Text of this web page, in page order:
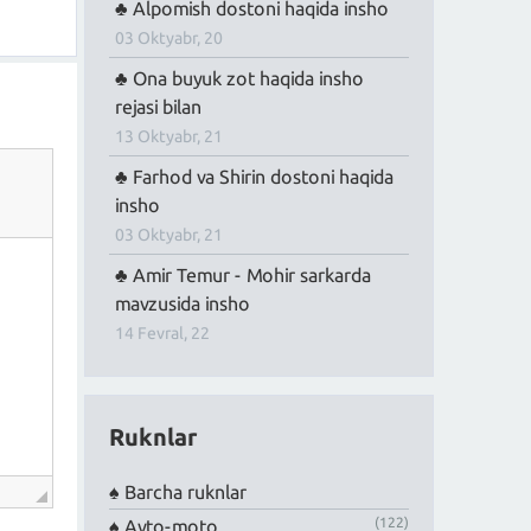
Alpomish dostoni haqida insho
03 Oktyabr, 20
Ona buyuk zot haqida insho
rejasi bilan
13 Oktyabr, 21
Farhod va Shirin dostoni haqida
insho
03 Oktyabr, 21
Amir Temur - Mohir sarkarda
mavzusida insho
14 Fevral, 22
Ruknlar
Barcha ruknlar
Avto-moto
(122)